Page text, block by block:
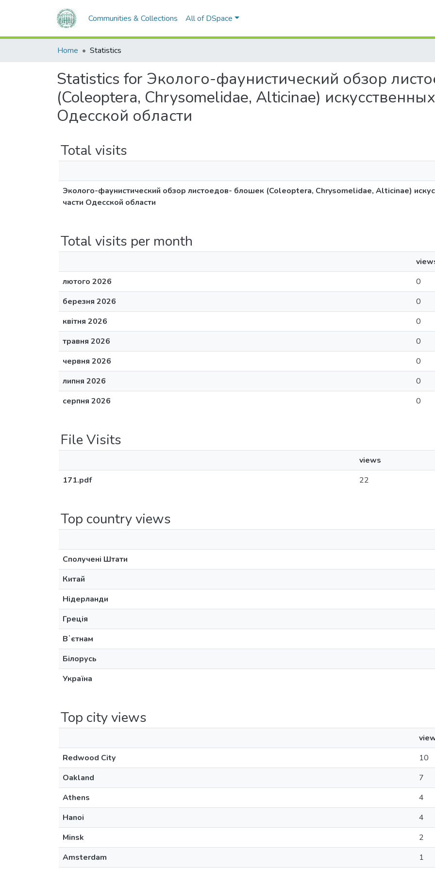
Communities & Collections All of DSpace
Home Statistics
Statistics for Эколого-фаунистический обзор
(Coleoptera, Chrysomelidae, Alticinae)
Одесской области
Total visits
Эколого-фаунистический обзор листоедов- блошек (Coleoptera, Chrysomelidae, Alticinae)
части Одесской области
Total visits per month
лютого 2026
0
березня 2026
0
квітня 2026
0
травня 2026
0
червня 2026
0
липня 2026
0
серпня 2026
0
File Visits
views
171.pdf
22
Top country views
Сполучені Штати
Китай
Нідерланди
Греція
Вʼєтнам
Білорусь
Україна
Top city views
Redwood City
10
Oakland
7
Athens
4
Hanoi
4
Minsk
2
Amsterdam
1